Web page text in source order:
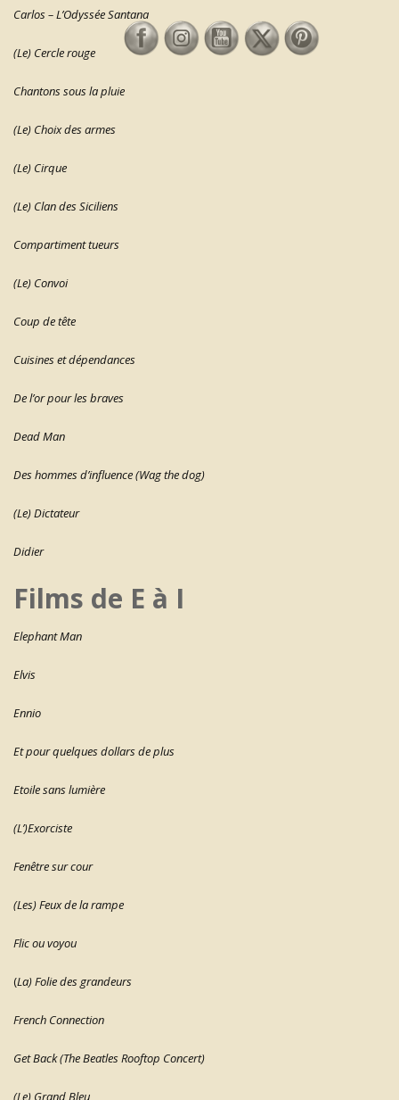
Carlos – L’Odyssée Santana
(Le) Cercle rouge
Chantons sous la pluie
(Le) Choix des armes
(Le) Cirque
(Le) Clan des Siciliens
Compartiment tueurs
(Le) Convoi
Coup de tête
Cuisines et dépendances
De l’or pour les braves
Dead Man
Des hommes d’influence (Wag the dog)
(Le) Dictateur
Didier
Films de E à I
Elephant Man
Elvis
Ennio
Et pour quelques dollars de plus
Etoile sans lumière
(L’)Exorciste
Fenêtre sur cour
(Les) Feux de la rampe
Flic ou voyou
(La) Folie des grandeurs
French Connection
Get Back (The Beatles Rooftop Concert)
(Le) Grand Bleu